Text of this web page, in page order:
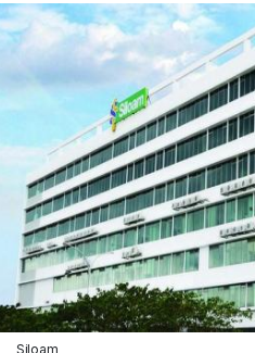
Siloam